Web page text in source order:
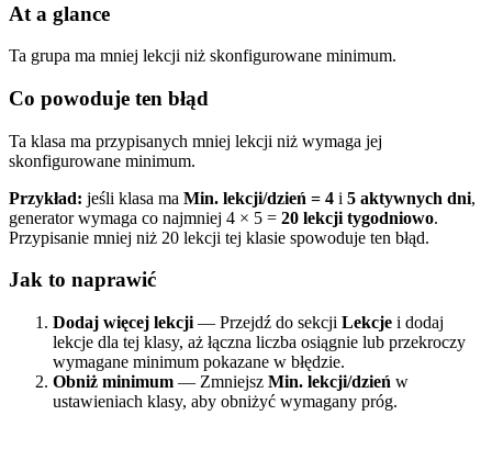
At a glance
Ta grupa ma mniej lekcji niż skonfigurowane minimum.
Co powoduje ten błąd
Ta klasa ma przypisanych mniej lekcji niż wymaga jej
skonfigurowane minimum.
Przykład: jeśli klasa ma Min. lekcji/dzień = 4 i 5 aktywnych dni,
generator wymaga co najmniej 4 × 5 = 20 lekcji tygodniowo.
Przypisanie mniej niż 20 lekcji tej klasie spowoduje ten błąd.
Jak to naprawić
Dodaj więcej lekcji — Przejdź do sekcji Lekcje i dodaj
lekcje dla tej klasy, aż łączna liczba osiągnie lub przekroczy
wymagane minimum pokazane w błędzie.
Obniż minimum — Zmniejsz Min. lekcji/dzień w
ustawieniach klasy, aby obniżyć wymagany próg.